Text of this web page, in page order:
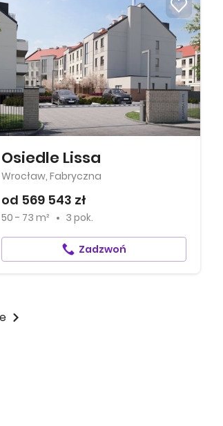
Osiedle Lissa
Wrocław, Fabryczna
od 569 543 zł
50 - 73 m² 3 pok.
Zadzwoń